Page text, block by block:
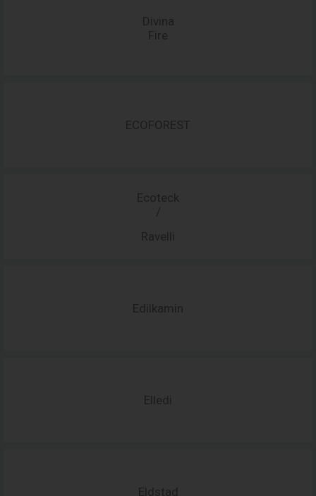
Divina
Fire
ECOFOREST
Ecoteck
/
Ravelli
Edilkamin
Elledi
Eldstad